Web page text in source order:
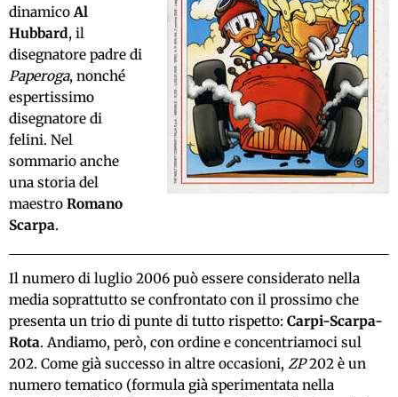
dinamicoAl
Hubbard, il
disegnatore padre di
Paperoga, nonché
espertissimo
disegnatore di
felini. Nel
sommario anche
una storia del
maestro Romano
Scarpa.
Il numero di luglio 2006 può essere considerato nella
media soprattutto se confrontato con il prossimo che
presenta un trio di punte di tutto rispetto: Carpi-Scarpa-
Rota. Andiamo, però, con ordine e concentriamoci sul
202. Come già successo in altre occasioni, ZP202 è un
numero tematico (formula già sperimentata nella